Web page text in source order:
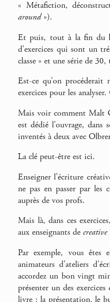
« Métafiction,
around»).
Et puis, tout à la fin du
d’exercices qui sont un
classe » et une série de
Est-ce qu’on
exercices pour les
Mais voir comment Malt
est dédié l’ouvrage, dans
inventés à deux avec
La clé peut-être est ici.
Enseigner l’écriture
ne pas en passer par les
auprès de vos profs.
Mais là, dans ces
aux enseignants de
Par exemple, vous êtes
animateurs d’ateliers
accordez un bon vingt
présenter un des
livre : la présentation, le